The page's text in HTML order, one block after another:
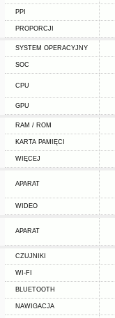
PPI
PROPORCJI
SYSTEM OPERACYJNY
SOC
CPU
GPU
RAM / ROM
KARTA PAMIĘCI
WIĘCEJ
APARAT
WIDEO
APARAT
CZUJNIKI
WI-FI
BLUETOOTH
NAWIGACJA